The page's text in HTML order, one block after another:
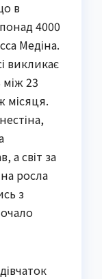
в
4000
Медіна.
викликає
між 23
місяця.
а світ за
росла
з